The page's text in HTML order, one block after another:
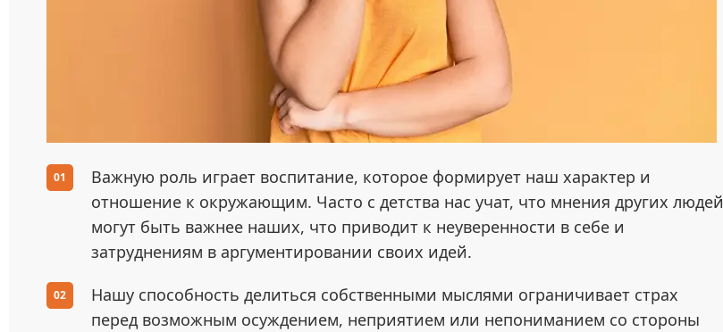
Важную роль играет воспитание, которое формирует наш характер и
отношение к окружающим. Часто с детства нас учат, что мнения других людей
могут быть важнее наших, что приводит к неуверенности в себе и
затруднениям в аргументировании своих идей.
Нашу способность делиться собственными мыслями ограничивает страх
перед возможным осуждением, неприятием или непониманием со стороны